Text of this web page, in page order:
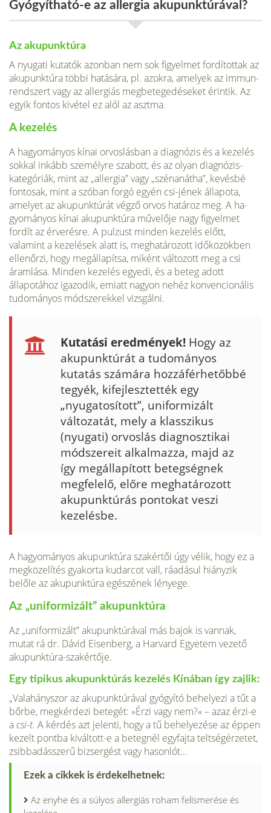
Gyógyítható-e az allergia akupunktúrával?
Az akupunktúra
A nyugati kutatók azonban nem sok figyelmet fordítottak az
akupunktúra többi hatására, pl. azokra, amelyek az immun­
rendszert vagy az allergiás megbetegedéseket érintik. Az
egyik fontos kivétel ez alól az asztma.
A kezelés
A hagyományos kínai orvoslásban a diagnózis és a kezelés
sok­kal inkább személyre szabott, és az olyan diagnózis-
kategóriák, mint az „allergia” vagy „szénanátha”, kevésbé
fontosak, mint a szóban forgó egyén csi-jének álla­pota,
amelyet az akupunktúrát végző orvos határoz meg. A ha­
gyományos kínai akupunktúra művelője nagy figyelmet
fordít az érverésre. A pulzust minden kezelés előtt,
valamint a keze­lések alatt is, meghatározott időközökben
ellenőrzi, hogy meg­állapítsa, miként változott meg a csi
áramlása. Minden kezelés egyedi, és a beteg adott
állapotához igazodik, emiatt nagyon nehéz konvencionális
tudományos módszerekkel vizsgálni.
Kutatási eredmények! Hogy az
akupunktúrát a tudományos
kutatás számára hoz­záférhetőbbé
tegyék, kifejlesztették egy
„nyugatosított”, uni­formizált
változatát, mely a klasszikus
(nyugati) orvoslás diag­nosztikai
módszereit alkalmazza, majd az
így megállapított betegségnek
megfelelő, előre meghatározott
akupunktúrás pontokat veszi
kezelésbe.
A hagyományos akupunktúra szak­értői úgy vélik, hogy ez a
megközelítés gyakorta kudarcot vall, ráadásul hiányzik
belőle az akupunktúra egészének lényege.
Az „uniformizált” akupunktúra
Az „uniformizált” akupunktúrával más bajok is vannak,
mutat rá dr. Dávid Eisenberg, a Harvard Egyetem vezető
aku­punktúra-szakértője.
Egy tipikus akupunktúrás kezelés Kínában így zajlik:
„Valahányszor az akupunktúrával gyógyító behelyezi a tűt a
bőrbe, megkérdezi betegét: »Érzi vagy nem?« – azaz érzi-e
acsi-t. A kérdés azt jelenti, hogy a tű behelyezése az éppen
kezelt pontba kiváltott-e a be­tegnél egyfajta teltségérzetet,
zsibbadásszerű bizsergést vagy hasonlót…
Ezek a cikkek is érdekelhetnek:
Az enyhe és a súlyos allergiás roham felismerése és